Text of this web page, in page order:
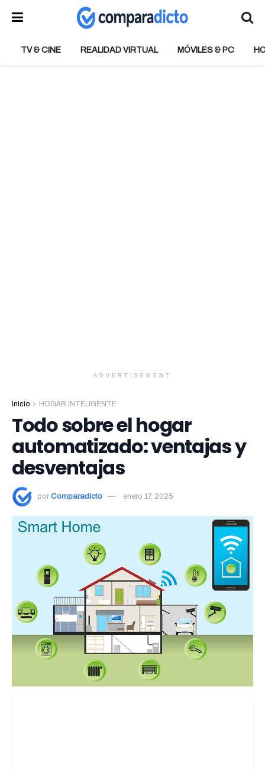
TV & CINE REALIDAD VIRTUAL MÓVILES & PC
ADVERTISEMENT
Inicio HOGAR INTELIGENTE
Todo sobre el hogar
automatizado: ventajas y
desventajas
por Comparadicto enero 17, 2025